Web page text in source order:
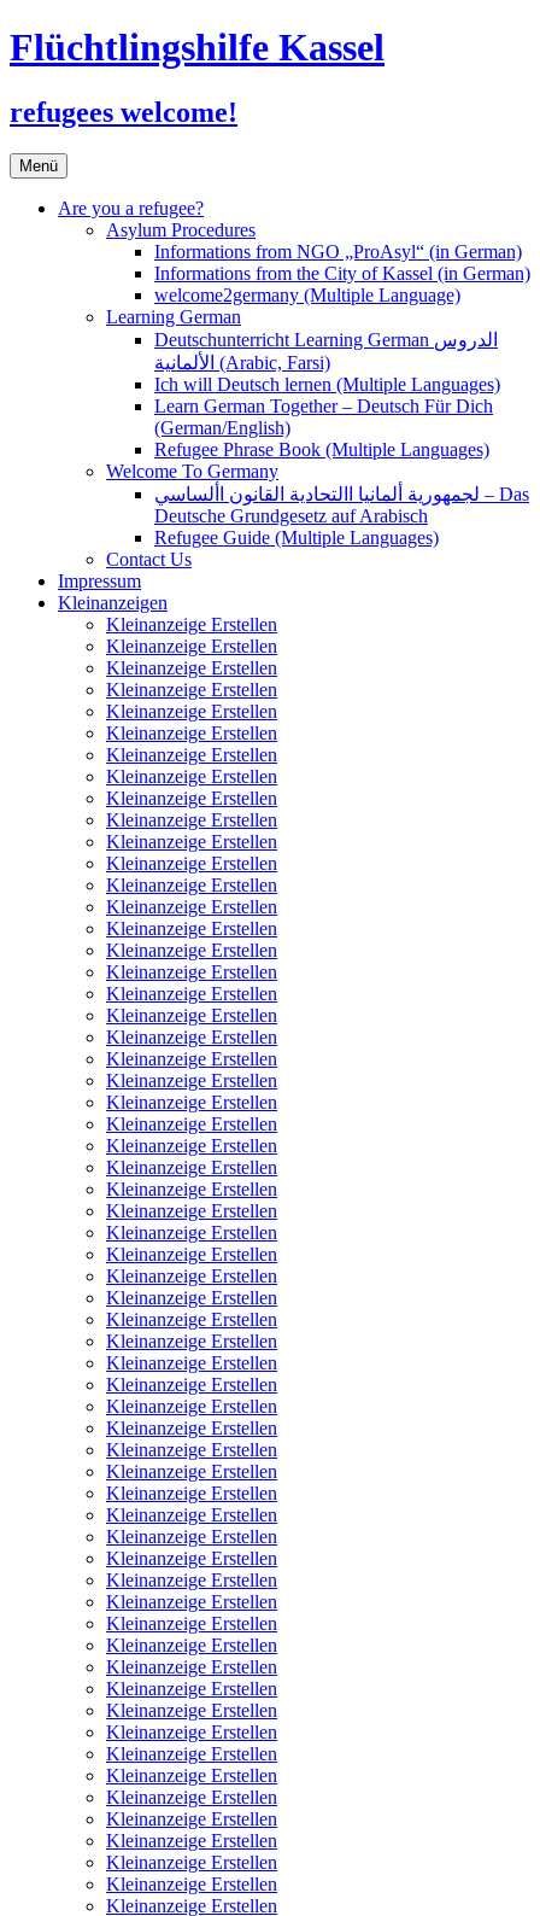
Flüchtlingshilfe Kassel
refugees welcome!
Menü Zum
Inhalt
springen
Are you a refugee?
Asylum Procedures
Informations from NGO „ProAsyl“ (in German)
Informations from the City of Kassel (in German)
welcome2germany (Multiple Language)
Learning German
Deutschunterricht Learning German الدروس
الألمانية (Arabic, Farsi)
Ich will Deutsch lernen (Multiple Languages)
Learn German Together – Deutsch Für Dich
(German/English)
Refugee Phrase Book (Multiple Languages)
Welcome To Germany
لجمهورية ألمانيا االتحادية القانون األساسي – Das
Deutsche Grundgesetz auf Arabisch
Refugee Guide (Multiple Languages)
Contact Us
Impressum
Kleinanzeigen
Kleinanzeige Erstellen
Kleinanzeige Erstellen
Kleinanzeige Erstellen
Kleinanzeige Erstellen
Kleinanzeige Erstellen
Kleinanzeige Erstellen
Kleinanzeige Erstellen
Kleinanzeige Erstellen
Kleinanzeige Erstellen
Kleinanzeige Erstellen
Kleinanzeige Erstellen
Kleinanzeige Erstellen
Kleinanzeige Erstellen
Kleinanzeige Erstellen
Kleinanzeige Erstellen
Kleinanzeige Erstellen
Kleinanzeige Erstellen
Kleinanzeige Erstellen
Kleinanzeige Erstellen
Kleinanzeige Erstellen
Kleinanzeige Erstellen
Kleinanzeige Erstellen
Kleinanzeige Erstellen
Kleinanzeige Erstellen
Kleinanzeige Erstellen
Kleinanzeige Erstellen
Kleinanzeige Erstellen
Kleinanzeige Erstellen
Kleinanzeige Erstellen
Kleinanzeige Erstellen
Kleinanzeige Erstellen
Kleinanzeige Erstellen
Kleinanzeige Erstellen
Kleinanzeige Erstellen
Kleinanzeige Erstellen
Kleinanzeige Erstellen
Kleinanzeige Erstellen
Kleinanzeige Erstellen
Kleinanzeige Erstellen
Kleinanzeige Erstellen
Kleinanzeige Erstellen
Kleinanzeige Erstellen
Kleinanzeige Erstellen
Kleinanzeige Erstellen
Kleinanzeige Erstellen
Kleinanzeige Erstellen
Kleinanzeige Erstellen
Kleinanzeige Erstellen
Kleinanzeige Erstellen
Kleinanzeige Erstellen
Kleinanzeige Erstellen
Kleinanzeige Erstellen
Kleinanzeige Erstellen
Kleinanzeige Erstellen
Kleinanzeige Erstellen
Kleinanzeige Erstellen
Kleinanzeige Erstellen
Kleinanzeige Erstellen
Kleinanzeige Erstellen
Kleinanzeige Erstellen